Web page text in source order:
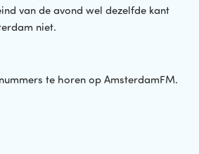
van de avond wel dezelfde kant
niet.
te horen op AmsterdamFM.